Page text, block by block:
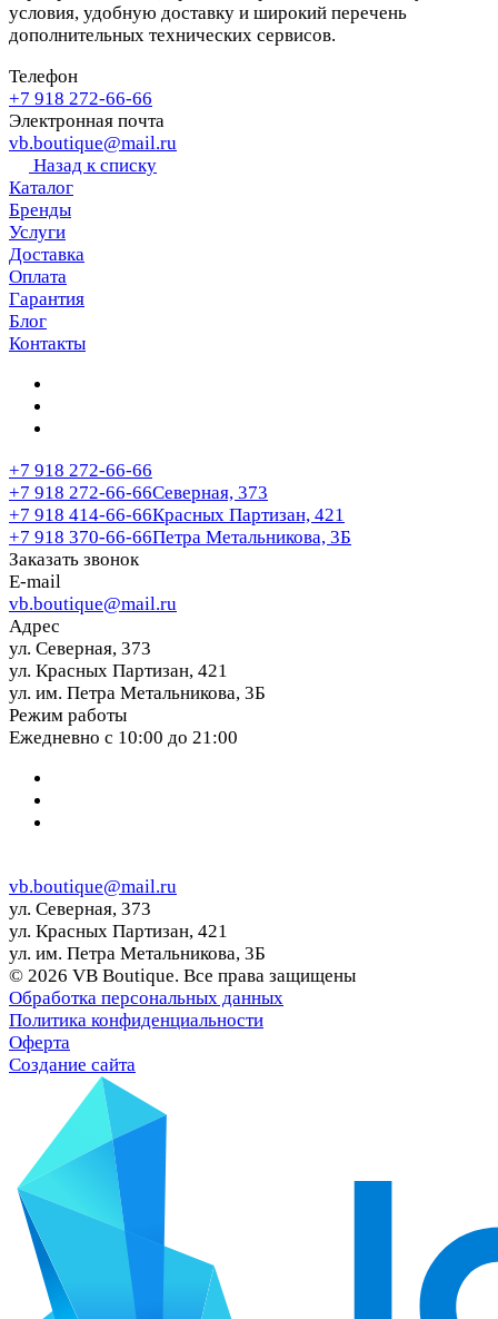
условия, удобную доставку и широкий перечень
дополнительных технических сервисов.
Телефон
+7 918 272-66-66
Электронная почта
vb.boutique@mail.ru
Назад к списку
Каталог
Бренды
Услуги
Доставка
Оплата
Гарантия
Блог
Контакты
+7 918 272-66-66
+7 918 272-66-66Северная, 373
+7 918 414-66-66Красных Партизан, 421
+7 918 370-66-66Петра Метальникова, 3Б
Заказать звонок
E-mail
vb.boutique@mail.ru
Адрес
ул. Северная, 373
ул. Красных Партизан, 421
ул. им. Петра Метальникова, 3Б
Режим работы
Ежедневно с 10:00 до 21:00
vb.boutique@mail.ru
ул. Северная, 373
ул. Красных Партизан, 421
ул. им. Петра Метальникова, 3Б
© 2026 VB Boutique. Все права защищены
Обработка персональных данных
Политика конфиденциальности
Оферта
Создание сайта